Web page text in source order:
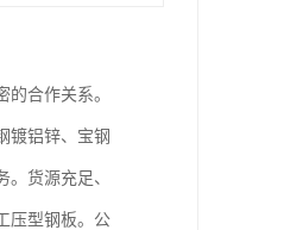
合作关系。
镀铝锌、宝钢
货源充足、
压型钢板。公